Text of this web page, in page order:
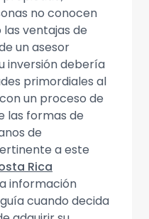
no conocen
ventajas de
un asesor
inversión debería
primordiales al
un proceso de
las formas de
de
a este
Rica
información
cuando decida